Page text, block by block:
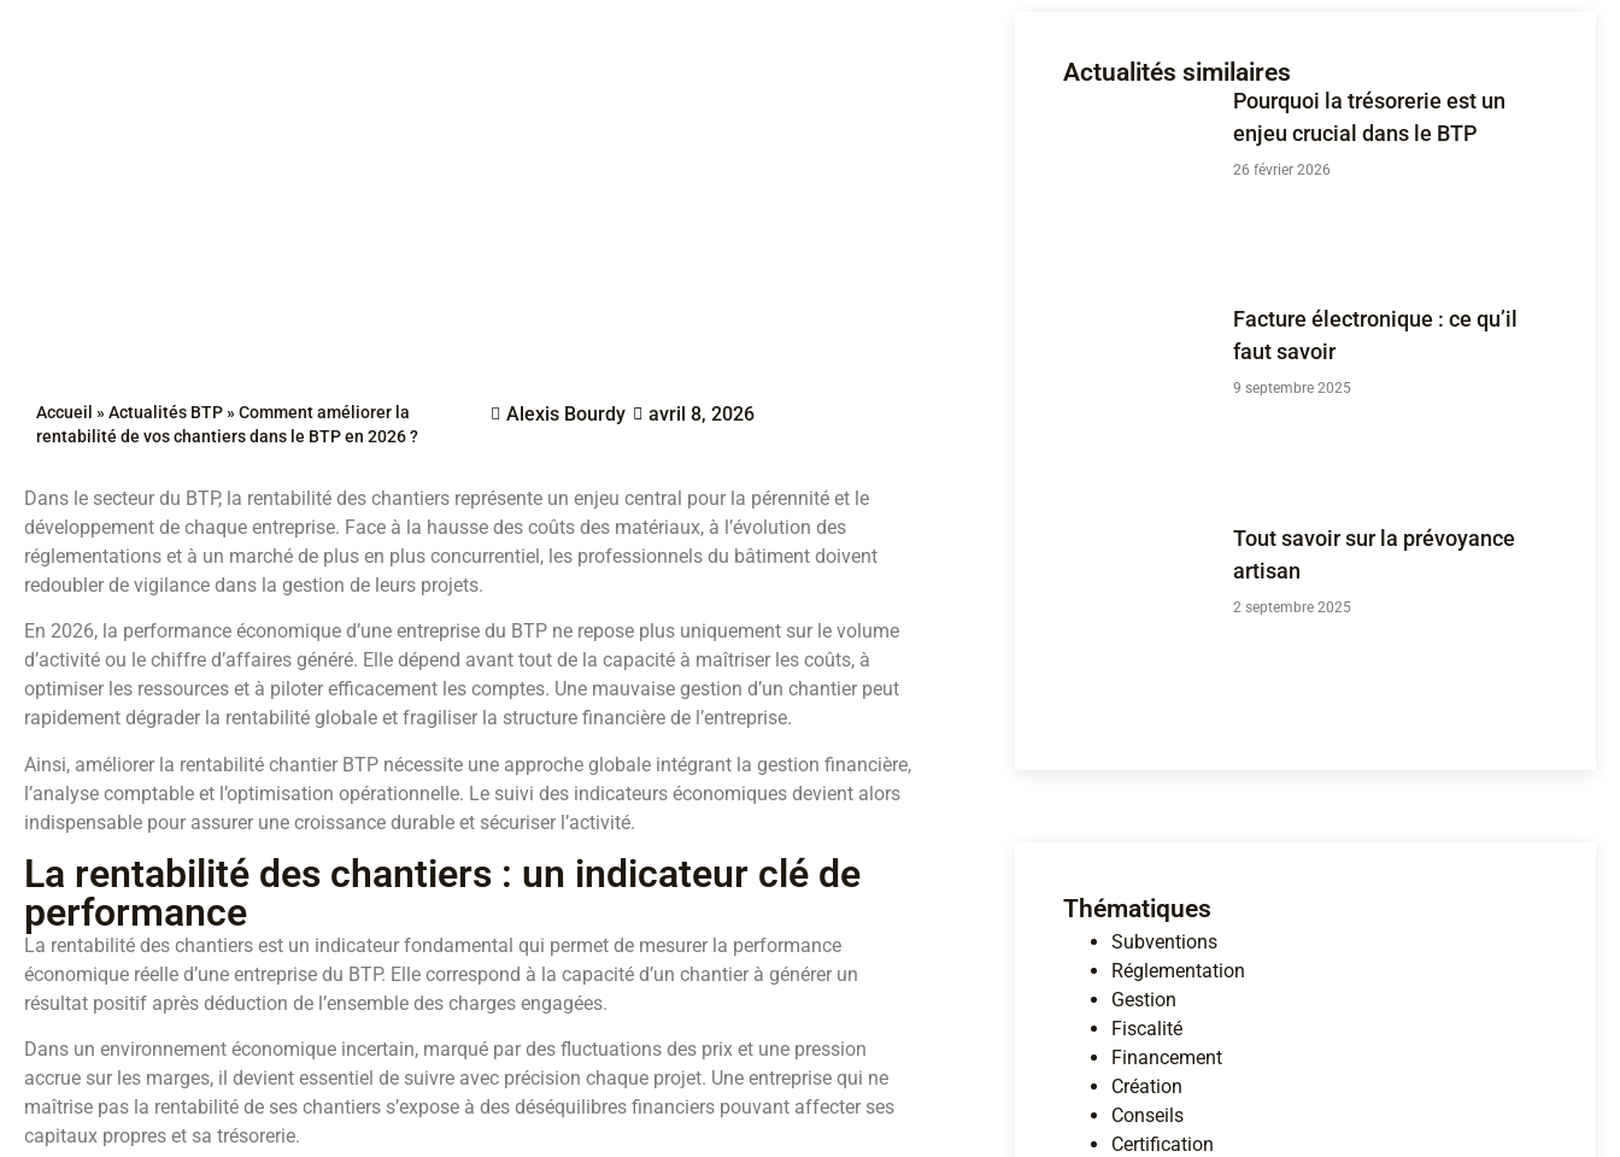
Accueil »Actualités BTP»Comment améliorer la
rentabilité de vos chantiers dans le BTP en 2026 ?
Alexis Bourdy avril 8, 2026
Dans le secteur du BTP, la rentabilité des chantiers représente un enjeu central pour la pérennité et le
développement de chaque entreprise. Face à la hausse des coûts des matériaux, à l’évolution des
réglementations et à un marché de plus en plus concurrentiel, les professionnels du bâtiment doivent
redoubler de vigilance dans la gestion de leurs projets.
En 2026, la performance économique d’une entreprise du BTP ne repose plus uniquement sur le volume
d’activité ou le chiffre d’affaires généré. Elle dépend avant tout de la capacité à maîtriser les coûts, à
optimiser les ressources et à piloter efficacement les comptes. Une mauvaise gestion d’un chantier peut
rapidement dégrader la rentabilité globale et fragiliser la structure financière de l’entreprise.
Ainsi, améliorer la rentabilité chantier BTP nécessite une approche globale intégrant la gestion financière,
l’analyse comptable et l’optimisation opérationnelle. Le suivi des indicateurs économiques devient alors
indispensable pour assurer une croissance durable et sécuriser l’activité.
La rentabilité des chantiers : un indicateur clé de
performance
La rentabilité des chantiers est un indicateur fondamental qui permet de mesurer la performance
économique réelle d’une entreprise du BTP. Elle correspond à la capacité d’un chantier à générer un
résultat positif après déduction de l’ensemble des charges engagées.
Dans un environnement économique incertain, marqué par des fluctuations des prix et une pression
accrue sur les marges, il devient essentiel de suivre avec précision chaque projet. Une entreprise qui ne
maîtrise pas la rentabilité de ses chantiers s’expose à des déséquilibres financiers pouvant affecter ses
capitaux propres et sa trésorerie.
Actualités similaires
Pourquoi la trésorerie est un
enjeu crucial dans le BTP
26 février 2026
Facture électronique : ce qu’il
faut savoir
9 septembre 2025
Tout savoir sur la prévoyance
artisan
2 septembre 2025
Thématiques
Subventions
Réglementation
Gestion
Fiscalité
Financement
Création
Conseils
Certification